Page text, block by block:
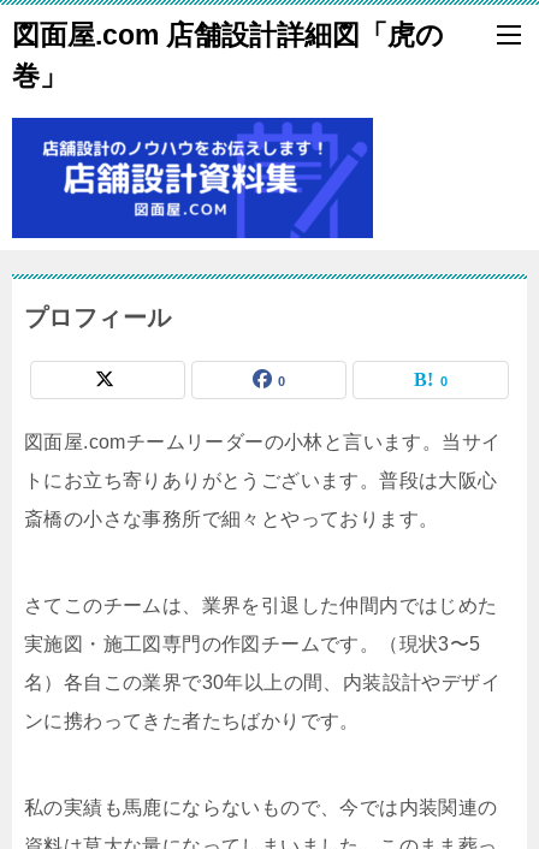
図面屋.com 店舗設計詳細図「虎の
巻」
プロフィール
0 0
図面屋.comチームリーダーの小林と言います。当サイ
トにお立ち寄りありがとうございます。普段は大阪心
斎橋の小さな事務所で細々とやっております。
さてこのチームは、業界を引退した仲間内ではじめた
実施図・施工図専門の作図チームです。（現状3〜5
名）各自この業界で30年以上の間、内装設計やデザイ
ンに携わってきた者たちばかりです。
私の実績も馬鹿にならないもので、今では内装関連の